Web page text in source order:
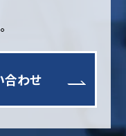
合わせ